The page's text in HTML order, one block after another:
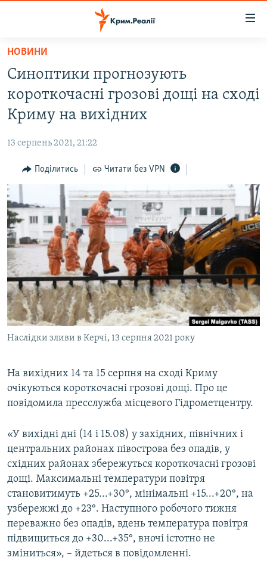
Перейти
основного
матеріалу
Перейти
до
основної
навігації
Перейти
до
пошуку
ВІДЕО ТА ФОТО
БЛОГИ
ПОГЛЯД
ІНТЕРВ'Ю
ВСЕ ЗА ДЕНЬ
СПЕЦПРОЕКТИ
ДЕПОРТАЦІЯ
ВІДЕОУРОКИ «ELIFBE»
СВІДЧЕННЯ ОКУПАЦІЇ
УКРАЇНСЬКА ПРОБЛЕМА КРИМУ
ІНФОГРАФІКА
ЯК ОБІЙТИ БЛОКУВАННЯ
Русский
Qırımtatar
ДОЛУЧАЙСЯ!
Усі сайти RFE/RL
НОВИНИ
Синоптики прогнозують
короткочасні грозові дощі на сході
Криму на вихідних
13 серпень 2021, 21:22
Поділитись Читати без VPN
Наслідки зливи в Керчі, 13 серпня 2021 року
На вихідних 14 та 15 серпня на сході Криму
очікуються короткочасні грозові дощі. Про це
повідомила пресслужба місцевого Гідрометцентру.
«У вихідні дні (14 і 15.08) у західних, північних і
центральних районах півострова без опадів, у
східних районах збережуться короткочасні грозові
дощі. Максимальні температури повітря
становитимуть +25...+30°, мінімальні +15...+20°, на
узбережжі до +23°. Наступного робочого тижня
переважно без опадів, вдень температура повітря
підвищиться до +30...+35°, вночі істотно не
зміниться», – йдеться в повідомленні.